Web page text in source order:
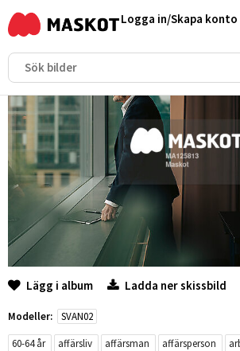
Logga in/Skapa konto
Lägg i album Ladda ner skissbild
Modeller:
SVAN02
60-64 år
affärsliv affärsman affärsperson